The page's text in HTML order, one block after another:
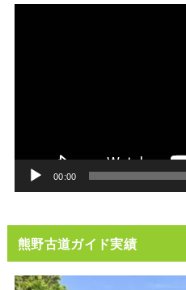
00:00
熊野古道ガイド実績